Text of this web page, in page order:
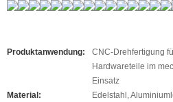
Produktanwendung:
CNC-Drehfertigung
Hardwareteile im
Einsatz
Material:
Edelstahl,